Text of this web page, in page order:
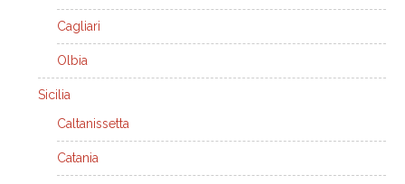
Cagliari
Olbia
Sicilia
Caltanissetta
Catania